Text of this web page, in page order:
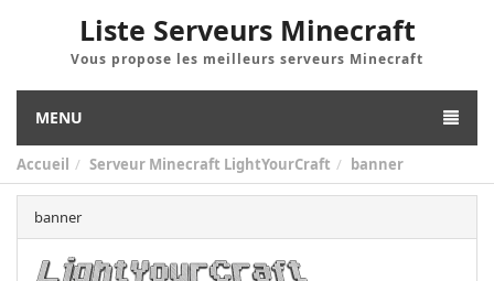
Liste Serveurs Minecraft
Vous propose les meilleurs serveurs Minecraft
MENU
Accueil Serveur Minecraft LightYourCraft banner
banner